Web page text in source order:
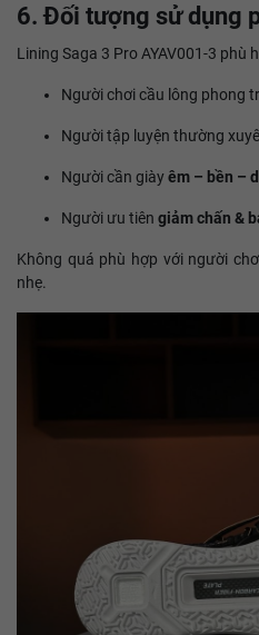
6. Đối tượng sử dụng
Lining Saga 3 Pro AYAV001-3 phù
Người chơi cầu lông phong
Người tập luyện thường
Người cần giàyêm – bền –
Người ưu tiên giảm chấn &
Không quá phù hợp với người
nhẹ.